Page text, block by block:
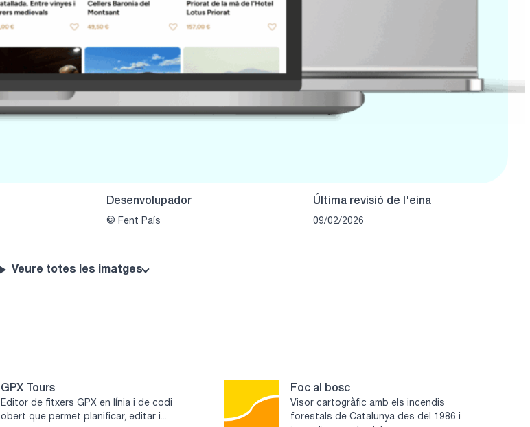
Desenvolupador
© Fent País
Última revisió de l'eina
09/02/2026
Veure totes les imatges
GPX Tours
Editor de fitxers GPX en línia i de codi
obert que permet planificar, editar i...
Foc al bosc
Visor cartogràfic amb els incendis
forestals de Catalunya des del 1986 i